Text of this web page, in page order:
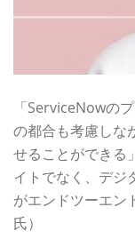
「ServiceNowの
の都合も考慮しな
せることができる
イトでなく、デジ
がエンドツーエン
氏）